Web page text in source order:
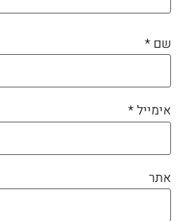
שם *
אימייל*
אתר